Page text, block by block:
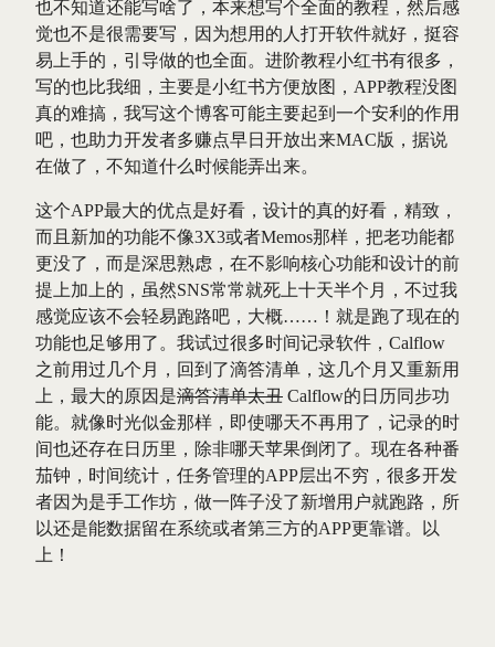
也不知道还能写啥了，本来想写个全面的教程，然后感
觉也不是很需要写，因为想用的人打开软件就好，挺容
易上手的，引导做的也全面。进阶教程小红书有很多，
写的也比我细，主要是小红书方便放图，APP教程没图
真的难搞，我写这个博客可能主要起到一个安利的作用
吧，也助力开发者多赚点早日开放出来MAC版，据说
在做了，不知道什么时候能弄出来。
这个APP最大的优点是好看，设计的真的好看，精致，
而且新加的功能不像3X3或者Memos那样，把老功能都
更没了，而是深思熟虑，在不影响核心功能和设计的前
提上加上的，虽然SNS常常就死上十天半个月，不过我
感觉应该不会轻易跑路吧，大概……！就是跑了现在的
功能也足够用了。我试过很多时间记录软件，Calflow
之前用过几个月，回到了滴答清单，这几个月又重新用
上，最大的原因是滴答清单太丑 Calflow的日历同步功
能。就像时光似金那样，即使哪天不再用了，记录的时
间也还存在日历里，除非哪天苹果倒闭了。现在各种番
茄钟，时间统计，任务管理的APP层出不穷，很多开发
者因为是手工作坊，做一阵子没了新增用户就跑路，所
以还是能数据留在系统或者第三方的APP更靠谱。以
上！